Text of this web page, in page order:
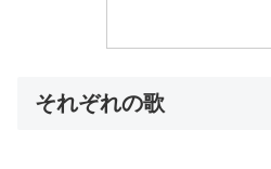
それぞれの歌